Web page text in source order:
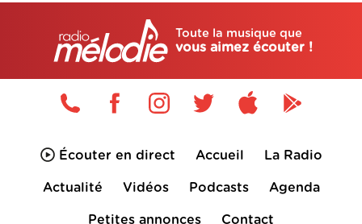
Toute la musique que
vous aimez écouter !
Écouter en direct Accueil La Radio
Actualité Vidéos Podcasts Agenda
Petites annonces Contact